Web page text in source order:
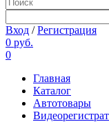
Вход /Регистрация
0 руб.
0
Главная
Каталог
Автотовары